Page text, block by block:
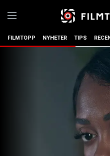
FILMTOPP NYHETER TIPS